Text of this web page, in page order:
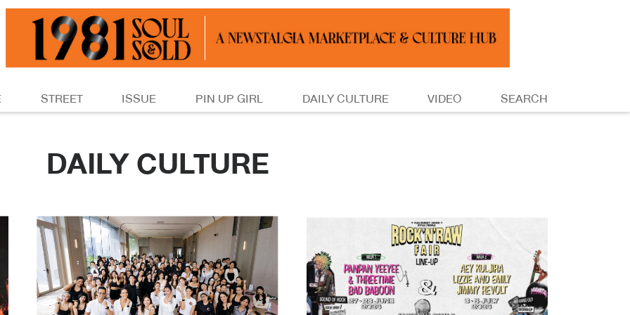
STREET ISSUE PIN UP GIRL DAILY CULTURE VIDEO SEARCH
DAILY CULTURE